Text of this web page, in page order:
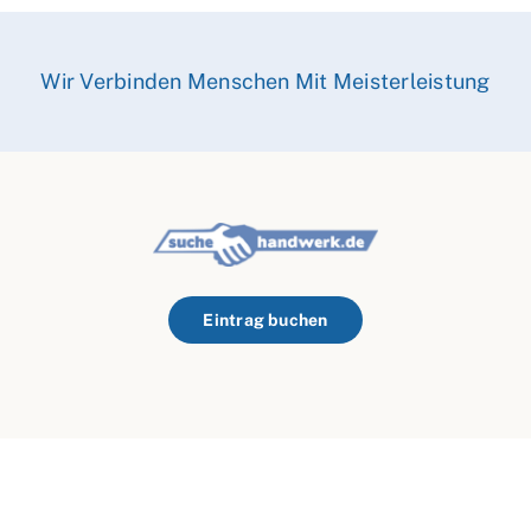
Wir Verbinden Menschen Mit Meisterleistung
Eintrag buchen